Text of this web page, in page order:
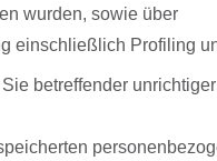
wurden, sowie über
einschließlich Profiling
betreffender